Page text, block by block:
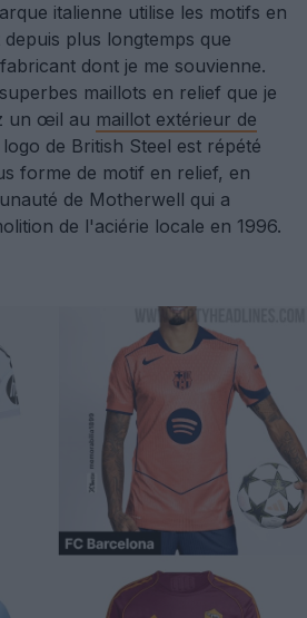
italienne utilise les motifs en
plus longtemps que
dont je me souvienne.
maillots en relief que je
un œil au maillot extérieur de
de British Steel est répété
forme de motif en relief, en
de Motherwell qui a
de l'aciérie locale en 1996.